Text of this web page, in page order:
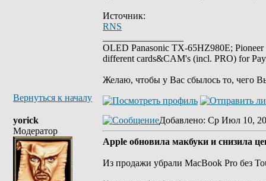
Источник:
RNS
OLED Panasonic TX-65HZ980E;
different cards&CAM's (incl. PRO) for
Желаю, чтобы у Вас сбылось то, чего
Вернуться к началу
yorick
Модератор
Добавлено: Ср Июл 10,
Apple обновила макбуки и снизила
Из продажи убрали MacBook Pro без